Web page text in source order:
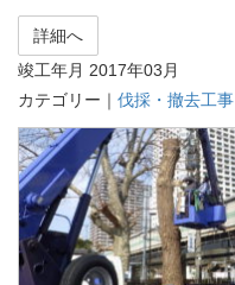
詳細へ
竣工年月 2017年03月
カテゴリー｜ 伐採・撤去工事